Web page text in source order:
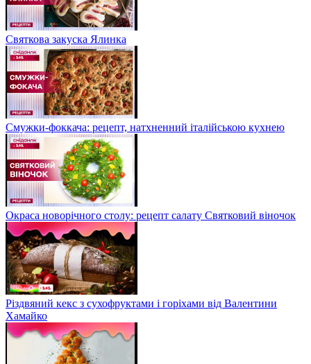
Святкова закуска Ялинка
Смужки-фоккача: рецепт, натхненний італійською кухнею
Окраса новорічного столу: рецепт салату Святковий віночок
Різдвяний кекс з сухофруктами і горіхами від Валентини
Хамайко